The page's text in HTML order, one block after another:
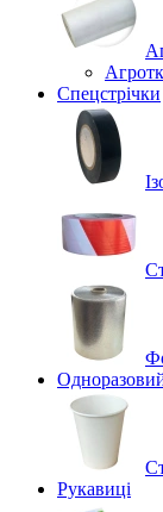
Спецстрічки
Рукавиці